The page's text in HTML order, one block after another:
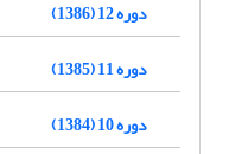
دوره 12 (1386)
دوره 11 (1385)
دوره 10 (1384)